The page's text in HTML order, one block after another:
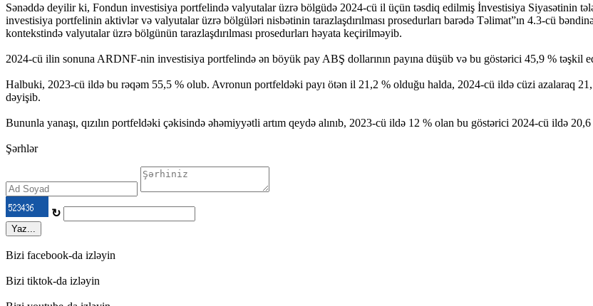
Sənəddə deyilir ki, Fondun investisiya portfelində valyutalar üzrə bölgüdə 2024-cü il üçün təsdiq edilmiş İnvestisiya Siyasətinin
investisiya portfelinin aktivlər və valyutalar üzrə bölgüləri nisbətinin tarazlaşdırılması prosedurları barədə Təlimat”ın 4.3-cü
kontekstində valyutalar üzrə bölgünün tarazlaşdırılması prosedurları həyata keçirilməyib.
2024-cü ilin sonuna ARDNF-nin investisiya portfelində ən böyük pay ABŞ dollarının payına düşüb və bu göstərici 45,9 % təşkil
Halbuki, 2023-cü ildə bu rəqəm 55,5 % olub. Avronun portfeldəki payı ötən il 21,2 % olduğu halda, 2024-cü ildə cüzi azalaraq
dəyişib.
Bununla yanaşı, qızılın portfeldəki çəkisində əhəmiyyətli artım qeydə alınıb, 2023-cü ildə 12 % olan bu göstərici 2024-cü ildə
Şərhlər
↻
Yaz...
Bizi facebook-da izləyin
Bizi tiktok-da izləyin